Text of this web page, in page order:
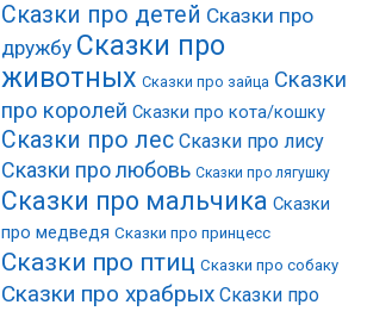
Сказки про детей Сказки про
дружбу Сказки про
животных Сказки про зайца Сказки
про королей Сказки про кота/кошку
Сказки про лес Сказки про лису
Сказки про любовь Сказки про лягушку
Сказки про мальчика Сказки
про медведя Сказки про принцесс
Сказки про птиц Сказки про собаку
Сказки про храбрых Сказки про